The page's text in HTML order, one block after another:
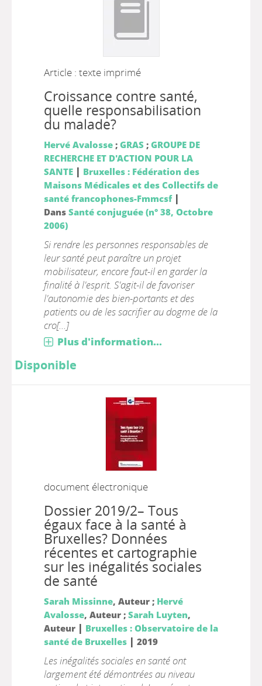
Article : texte imprimé
Croissance contre santé,
quelle responsabilisation
du malade?
Hervé Avalosse; GRAS ; GROUPE DE
RECHERCHE ET D'ACTION POUR LA
SANTE | Bruxelles : Fédération des
Maisons Médicales et des Collectifs de
santé francophones-Fmmcsf|
Dans Santé conjuguée (n° 38, Octobre
2006)
Si rendre les personnes responsables de
leur santé peut paraître un projet
mobilisateur, encore faut-il en garder la
finalité à l'esprit. S'agit-il de favoriser
l'autonomie des bien-portants et des
patients ou de les sacrifier au dogme de la
cro[...]
Plus d'information...
Disponible
document électronique
Dossier 2019/2– Tous
égaux face à la santé à
Bruxelles? Données
récentes et cartographie
sur les inégalités sociales
de santé
Sarah Missinne, Auteur ; Hervé
Avalosse, Auteur ; Sarah Luyten,
Auteur | Bruxelles : Observatoire de la
santé de Bruxelles| 2019
Les inégalités sociales en santé ont
largement été démontrées au niveau